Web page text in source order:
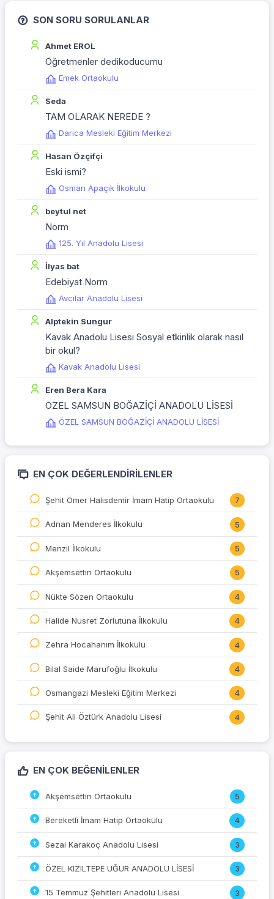
SON SORU SORULANLAR
Ahmet EROL
Öğretmenler dedikoducumu
Emek Ortaokulu
Seda
TAM OLARAK NEREDE ?
Darıca Mesleki Eğitim Merkezi
Hasan Özçifçi
Eski ismi?
Osman Apaçık İlkokulu
beytul net
Norm
125. Yıl Anadolu Lisesi
İlyas bat
Edebiyat Norm
Avcılar Anadolu Lisesi
Alptekin Sungur
Kavak Anadolu Lisesi Sosyal etkinlik olarak nasıl
bir okul?
Kavak Anadolu Lisesi
Eren Bera Kara
ÖZEL SAMSUN BOĞAZİÇİ ANADOLU LİSESİ
ÖZEL SAMSUN BOĞAZİÇİ ANADOLU LİSESİ
EN ÇOK DEĞERLENDIRILENLER
Şehit Ömer Halisdemir İmam Hatip Ortaokulu 7
Adnan Menderes İlkokulu 5
Menzil İlkokulu 5
Akşemsettin Ortaokulu 5
Nükte Sözen Ortaokulu 4
Halide Nusret Zorlutuna İlkokulu 4
Zehra Hocahanım İlkokulu 4
Bilal Saide Marufoğlu İlkokulu 4
Osmangazi Mesleki Eğitim Merkezi 4
Şehit Ali Öztürk Anadolu Lisesi 4
EN ÇOK BEĞENILENLER
Akşemsettin Ortaokulu 5
Bereketli İmam Hatip Ortaokulu 4
Sezai Karakoç Anadolu Lisesi 3
ÖZEL KIZILTEPE UĞUR ANADOLU LİSESİ 3
15 Temmuz Şehitleri Anadolu Lisesi 3